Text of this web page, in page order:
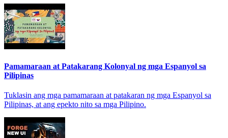
Pamamaraan at Patakarang Kolonyal ng mga Espanyol sa
Pilipinas
Tuklasin ang mga pamamaraan at patakaran ng mga Espanyol sa
Pilipinas, at ang epekto nito sa mga Pilipino.